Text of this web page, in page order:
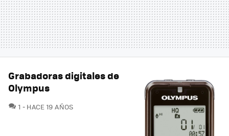
Grabadoras digitales de
Olympus
1 COMENTARIOS
HACE 19 AÑOS